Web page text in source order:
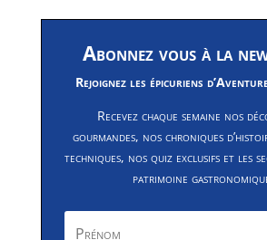
Abonnez vous à la
Rejoignez les épicuriens
Recevez chaque semaine nos
gourmandes, nos chroniques
techniques, nos quiz exclusifs et les
patrimoine